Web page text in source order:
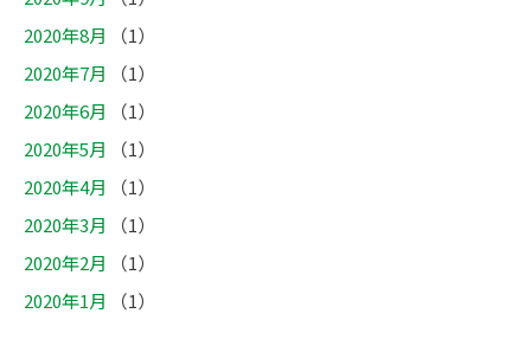
2020年8月
（1）
2020年7月
（1）
2020年6月
（1）
2020年5月
（1）
2020年4月
（1）
2020年3月
（1）
2020年2月
（1）
2020年1月
（1）